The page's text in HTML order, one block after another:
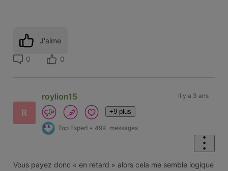
J'aime
0 0
R
roylion15
+9 plus
Top Expert • 49K messages
il y a 3 ans
Vous payez donc « en retard » alors cela me semble logique